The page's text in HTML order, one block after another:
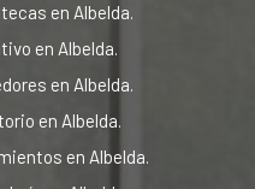
en Albelda.
en Albelda.
en Albelda.
en Albelda.
en Albelda.